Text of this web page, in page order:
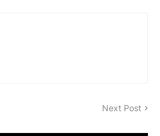
Next Post